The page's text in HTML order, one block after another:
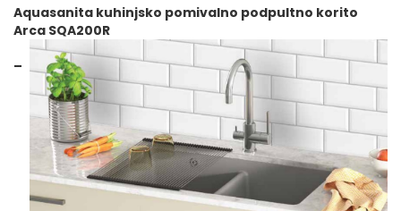
Aquasanita kuhinjsko pomivalno podpultno korito
Arca SQA200R
–